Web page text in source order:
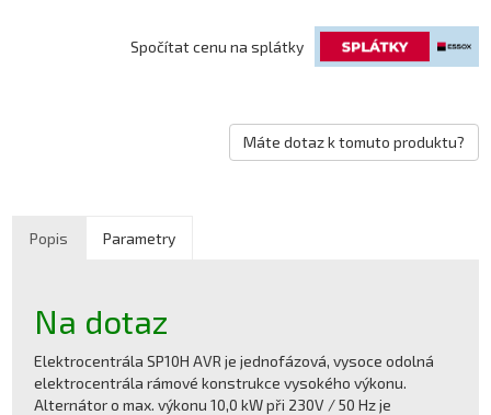
Spočítat cenu na splátky
Máte dotaz k tomuto produktu?
Popis Parametry
Na dotaz
Elektrocentrála SP10H AVR je jednofázová, vysoce odolná
elektrocentrála rámové konstrukce vysokého výkonu.
Alternátor o max. výkonu 10,0 kW při 230V / 50 Hz je